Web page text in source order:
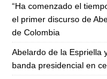
“Ha comenzado el
el primer discurso de
de Colombia
Abelardo de la Espriella
banda presidencial en